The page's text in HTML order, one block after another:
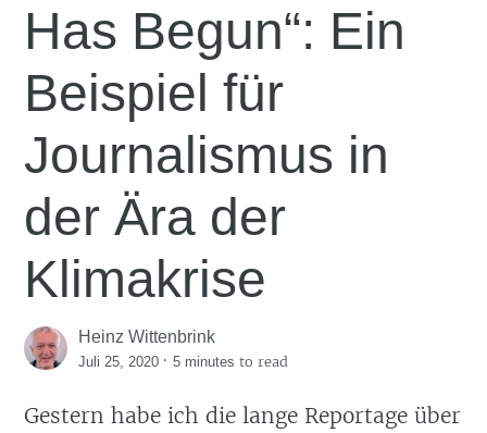
Has Begun“: Ein
Beispiel für
Journalismus in
der Ära der
Klimakrise
Heinz Wittenbrink
Juli 25, 2020 ·5 minutes to read
Gestern habe ich die lange Reportage über